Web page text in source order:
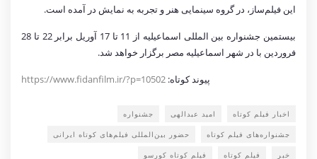
این فیلمساز، در گروه سینمایی هنر و تجربه به نمایش در آمده است.
بیستمین جشنواره بین المللی اسماعیلیه از 11 تا 17 آوریل برابر 22 تا 28
فروردین با در شهر اسماعیلیه مصر برگزار خواهد شد.
پیوند کوتاه: https://www.fidanfilm.ir/?p=10502
اخبار فیلم کوتاه امید عبدالهی جشنواره
جشنواره‌های فیلم کوتاه حضور بین‌المللی فیلم‌های کوتاه ایرانی
خبر فیلم کوتاه فیلم کوتاه کورسو